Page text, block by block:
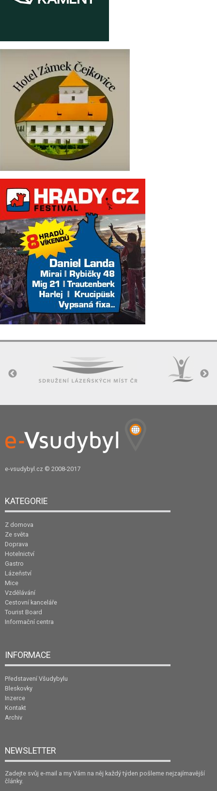
e-vsudybyl.cz © 2008-2017
KATEGORIE
Z domova
Ze světa
Doprava
Hotelnictví
Gastro
Lázeňství
Mice
Vzdělávání
Cestovní kanceláře
Tourist Board
Informační centra
INFORMACE
Představení Všudybylu
Bleskovky
Inzerce
Kontakt
Archiv
NEWSLETTER
Zadejte svůj e-mail a my Vám na něj každý týden pošleme nejzajímavější
články.